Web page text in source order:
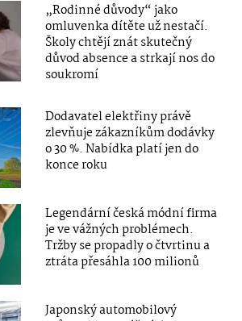
„Rodinné důvody“ jako
omluvenka dítěte už nestačí.
Školy chtějí znát skutečný
důvod absence a strkají nos do
soukromí
Dodavatel elektřiny právě
zlevňuje zákazníkům dodávky
o 30 %. Nabídka platí jen do
konce roku
Legendární česká módní firma
je ve vážných problémech.
Tržby se propadly o čtvrtinu a
ztráta přesáhla 100 milionů
Japonský automobilový